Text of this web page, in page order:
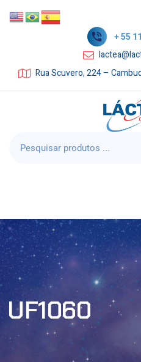
+ 55
Rua Scuvero, 224 –
UF1060